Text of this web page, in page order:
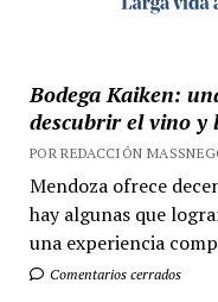
Bodega Kaiken:
descubrir el vino y
POR REDACCIÓN
Mendoza ofrece
hay algunas que
una experiencia
Comentarios cerrados